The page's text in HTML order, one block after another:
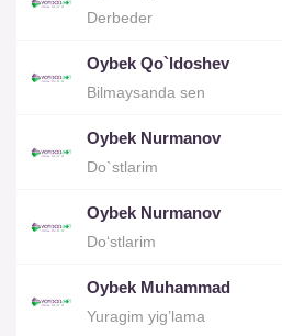
Derbeder
Oybek Qo`ldoshev
Bilmaysanda sen
Oybek Nurmanov
Do`stlarim
Oybek Nurmanov
Do‘stlarim
Oybek Muhammad
Yuragim yig’lama